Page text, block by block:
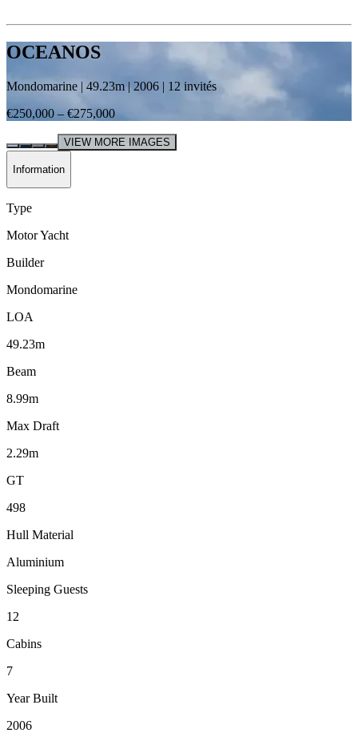
OCEANOS
Mondomarine | 49.23m | 2006 | 12 invités
€250,000 – €275,000
VIEW MORE IMAGES
Information
Type
Motor Yacht
Builder
Mondomarine
LOA
49.23m
Beam
8.99m
Max Draft
2.29m
GT
498
Hull Material
Aluminium
Sleeping Guests
12
Cabins
7
Year Built
2006